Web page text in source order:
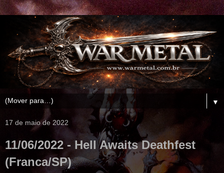
▼
17 de maio de 2022
11/06/2022 - Hell Awaits Deathfest
(Franca/SP)